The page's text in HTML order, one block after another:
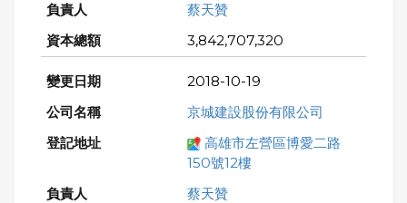
蔡天贊
3,842,707,320
2018-10-19
京城建設股份有限公司
高雄市左營區博愛二路
150號12樓
蔡天贊